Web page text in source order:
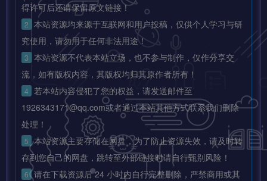
得许可后还请保留原文链接！
2 本站资源均来源于互联网和用户投稿，仅供个人学习与研
究使用，请勿用于任何非法用途！
3 本站资源不代表本站立场，也不参与制作，仅作分享交
流，如有版权内容，其版权均归其原作者所有！
4 若本站内容侵犯了您的权益，请发送邮件至
1926343171@qq.com或者通过本站其他方式联系我们删除
处理！
5 本站资源主要存储在网盘，为了防止资源失效，请及时转
存到您自己的网盘，跳转至外部链接时请自行甄别风险！
6 请在下载资源后 24 小时内自行完整删除，严禁商用或其